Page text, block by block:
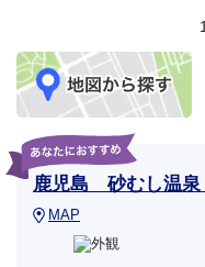
鹿児島 砂むし温
MAP